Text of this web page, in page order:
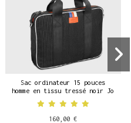
Sac ordinateur 15 pouces
homme en tissu tressé noir Jo
160,00 €